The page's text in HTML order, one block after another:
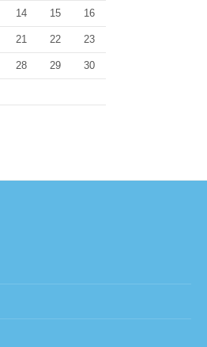
14 15 16
21 22 23
28 29 30